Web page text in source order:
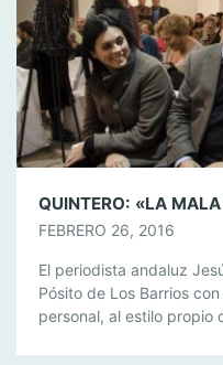
FEBRERO 26, 2016
El periodista andaluz
Pósito de Los Barrios
personal, al estilo propio